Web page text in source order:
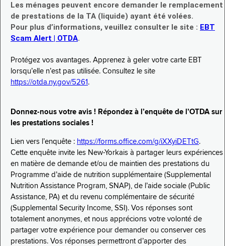
Les ménages peuvent encore demander le remplacement
de prestations de la TA (liquide) ayant été volées.
Pour plus d’informations, veuillez consulter le site : EBT
Scam Alert | OTDA.
Protégez vos avantages. Apprenez à geler votre carte EBT
lorsqu’elle n’est pas utilisée. Consultez le site
https://otda.ny.gov/5261 .
Donnez-nous votre avis ! Répondez à l’enquête de l’OTDA sur
les prestations sociales !
Lien vers l’enquête : https://forms.office.com/g/iXXyiDETtG.
Cette enquête invite les New-Yorkais à partager leurs expériences
en matière de demande et/ou de maintien des prestations du
Programme d’aide de nutrition supplémentaire (Supplemental
Nutrition Assistance Program, SNAP), de l’aide sociale (Public
Assistance, PA) et du revenu complémentaire de sécurité
(Supplemental Security Income, SSI). Vos réponses sont
totalement anonymes, et nous apprécions votre volonté de
partager votre expérience pour demander ou conserver ces
prestations. Vos réponses permettront d’apporter des